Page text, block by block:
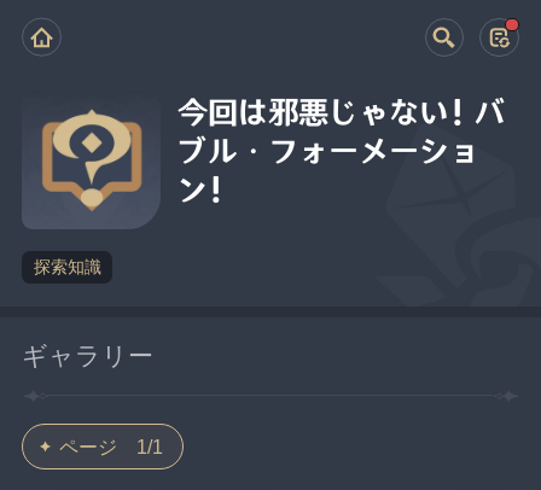
今回は邪悪じゃない！バ
ブル・フォーメーショ
ン！
探索知識
ギャラリー
ページ 1/1